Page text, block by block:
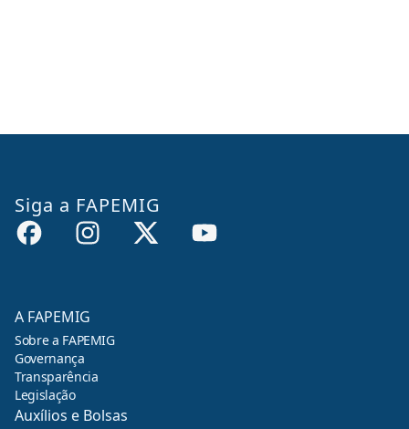
Siga a FAPEMIG
A FAPEMIG
Sobre a FAPEMIG
Governança
Transparência
Legislação
Auxílios e Bolsas